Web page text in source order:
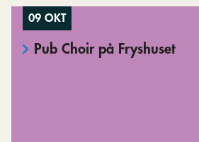
09 OKT
Pub Choir på Fryshuset